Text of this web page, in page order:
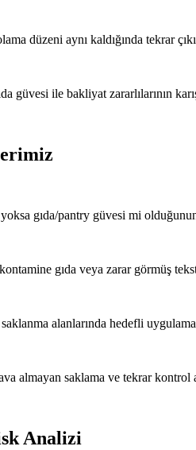
düzeni aynı kaldığında tekrar
güvesi ile bakliyat zararlılarının
gıda/pantry güvesi mi
gıda veya zarar görmüş
alanlarında hedefli
almayan saklama ve tekrar kontrol
Analizi